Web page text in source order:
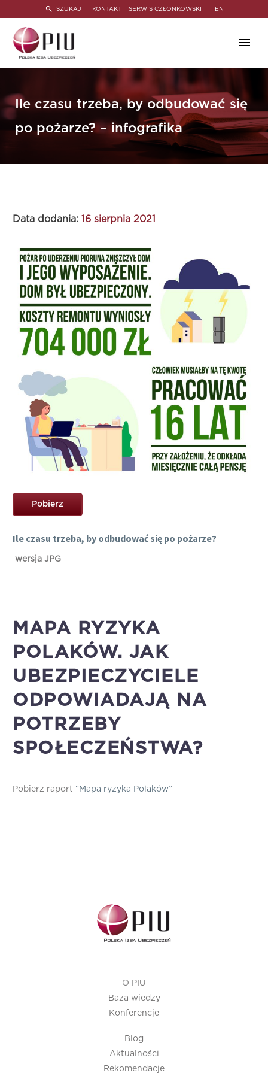
SZUKAJ KONTAKT SERWIS CZŁONKOWSKI EN
Ile czasu trzeba, by odbudować się
po pożarze? – infografika
Data dodania: 16 sierpnia 2021
Pobierz
Ile czasu trzeba, by odbudować się po pożarze?
wersja JPG
MAPA RYZYKA
POLAKÓW. JAK
UBEZPIECZYCIELE
ODPOWIADAJĄ NA
POTRZEBY
SPOŁECZEŃSTWA?
Pobierz raport “Mapa ryzyka Polaków”
O PIU
Baza wiedzy
Konferencje
Blog
Aktualności
Rekomendacje